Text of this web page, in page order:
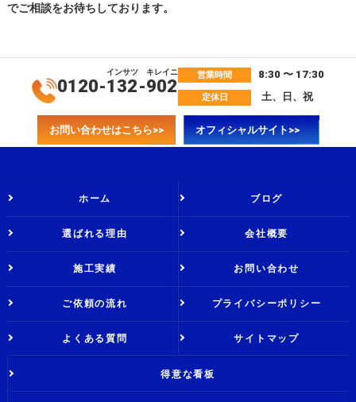
でご相談をお待ちしております。
0120-132
インサツ
-902
キレイニ 営業時間 8:30 〜 17:30
定休日 土、日、祝
お問い合わせはこちら>> オフィシャルサイト>>
ホーム ブログ
選ばれる理由 会社概要
施工実績 お問い合わせ
ご依頼の流れ プライバシーポリシー
よくある質問 サイトマップ
得意な看板